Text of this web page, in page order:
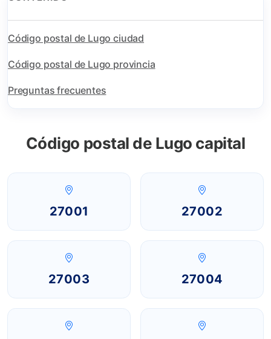
Código postal de Lugo ciudad
Código postal de Lugo provincia
Preguntas frecuentes
Código postal de Lugo capital
27001 27002
27003 27004